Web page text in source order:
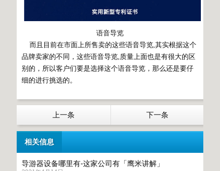
语音导览
而且目前在市面上所售卖的这些语音导览,其实根据这个
品牌卖家的不同，这些语音导览,质量上面也是有很大的区
别的，所以客户们要是选择这个语音导览，那么还是要仔
细的进行挑选的。
上一条 下一条
相关信息
导游器设备哪里有-这家公司有「鹰米讲解」